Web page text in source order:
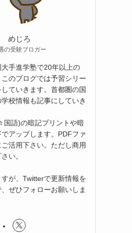
めじろ
の受験ブロガー
手進学塾で20年以上の
のブログでは予習シリー
ていきます。首都圏の国
校情報も記事にしていき
国語)の暗記プリントや暗
アップします。PDFファ
活用下さい。ただし商用
い。
が、Twitterで更新情報を
ぜひフォローお願いしま